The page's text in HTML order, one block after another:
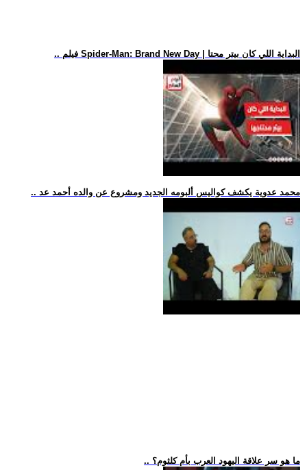
.. فيلم Spider-Man: Brand New Day | البداية اللي كان بيتر محتا
.. محمد عدوية يكشف كواليس ألبومه الجديد ومشروع عن والده أحمد عد
.. ما هو سر علاقة اليهود العرب بأم كلثوم؟